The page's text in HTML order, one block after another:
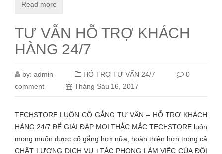
Read more
TƯ VẪN HỖ TRỢ KHÁCH
HÀNG 24/7
by: admin HỖ TRỢ TƯ VẤN 24/7
0
comment
Tháng Sáu 16, 2017
TECHSTORE LUÔN CỐ GẮNG TƯ VẤN – HỖ TRỢ KHÁCH
HÀNG 24/7 ĐỂ GIẢI ĐÁP MỌI THẮC MẮC TECHSTORE luôn
mong muốn được cố gắng hơn nữa, hoàn thiện hơn trong cả
CHẤT LƯỢNG DỊCH VỤ +TÁC PHONG LÀM VIỆC CỦA ĐỘI